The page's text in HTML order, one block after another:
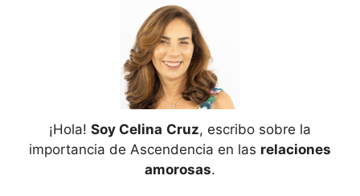
¡Hola! Soy Celina Cruz, escribo sobre la
importancia de Ascendencia en las relaciones
amorosas.